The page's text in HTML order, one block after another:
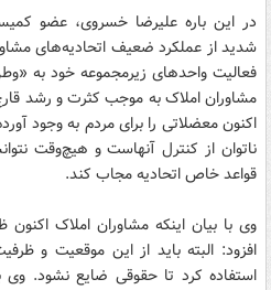
در این باره علیرضا خسروی، عضو
شدید از عملکرد ضعیف اتحادیه‌های
فعالیت واحدهای زیرمجموعه خود به
مشاوران املاک به موجب کثرت و رشد
اکنون معضلاتی را برای مردم به وجود
ناتوان از کنترل آنهاست و هیچ‌وقت
قواعد خاص اتحادیه مجاب کند.
وی با بیان اینکه مشاوران املاک اکنون
افزود: البته باید از این موقعیت و
استفاده کرد تا حقوقی ضایع نشود. وی